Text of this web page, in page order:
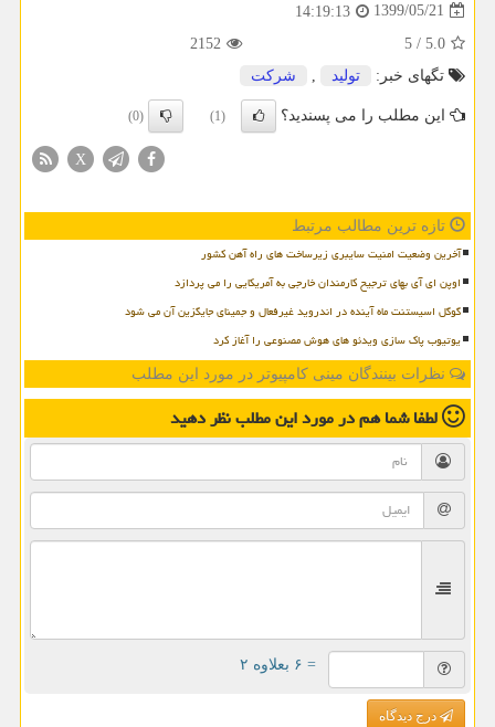
1399/05/21
14:19:13
5.0
/
5
2152
تگهای خبر:
تولید شركت
این مطلب را می پسندید؟ (1)
(0)
X
تازه ترین مطالب مرتبط
آخرین وضعیت امنیت سایبری زیرساخت های راه آهن کشور
اوپن ای آی بهای ترجیح کارمندان خارجی به آمریکایی را می پردازد
گوگل اسیستنت ماه آینده در اندروید غیرفعال و جمینای جایگزین آن می شود
یوتیوب پاک سازی ویدئو های هوش مصنوعی را آغاز کرد
نظرات بینندگان مینی کامپیوتر در مورد این مطلب
لطفا شما همدر مورد این مطلبنظر دهید
= ۶ بعلاوه ۲
درج دیدگاه